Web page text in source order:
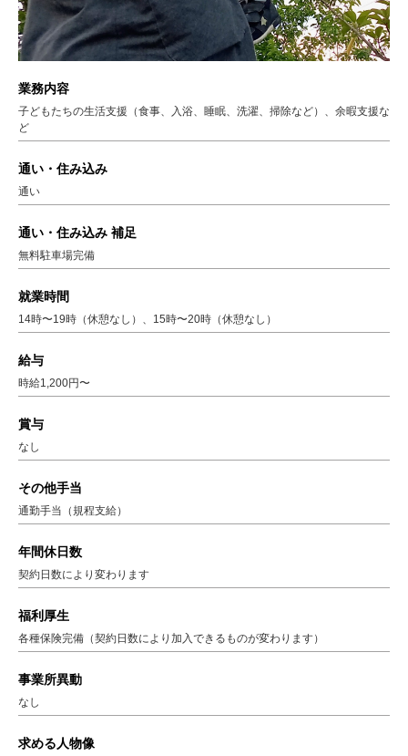
業務内容
子どもたちの生活支援（食事、入浴、睡眠、洗濯、掃除など）、余暇支援な
ど
通い・住み込み
通い
通い・住み込み 補足
無料駐車場完備
就業時間
14時〜19時（休憩なし）、15時〜20時（休憩なし）
給与
時給1,200円〜
賞与
なし
その他手当
通勤手当（規程支給）
年間休日数
契約日数により変わります
福利厚生
各種保険完備（契約日数により加入できるものが変わります）
事業所異動
なし
求める人物像